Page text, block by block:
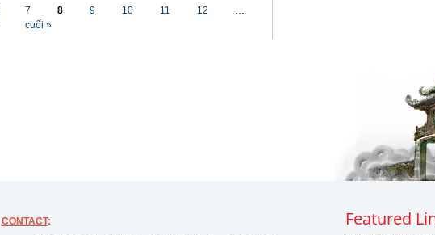
7 8 9 10 11 12
…
cuối »
CONTACT:
Featured